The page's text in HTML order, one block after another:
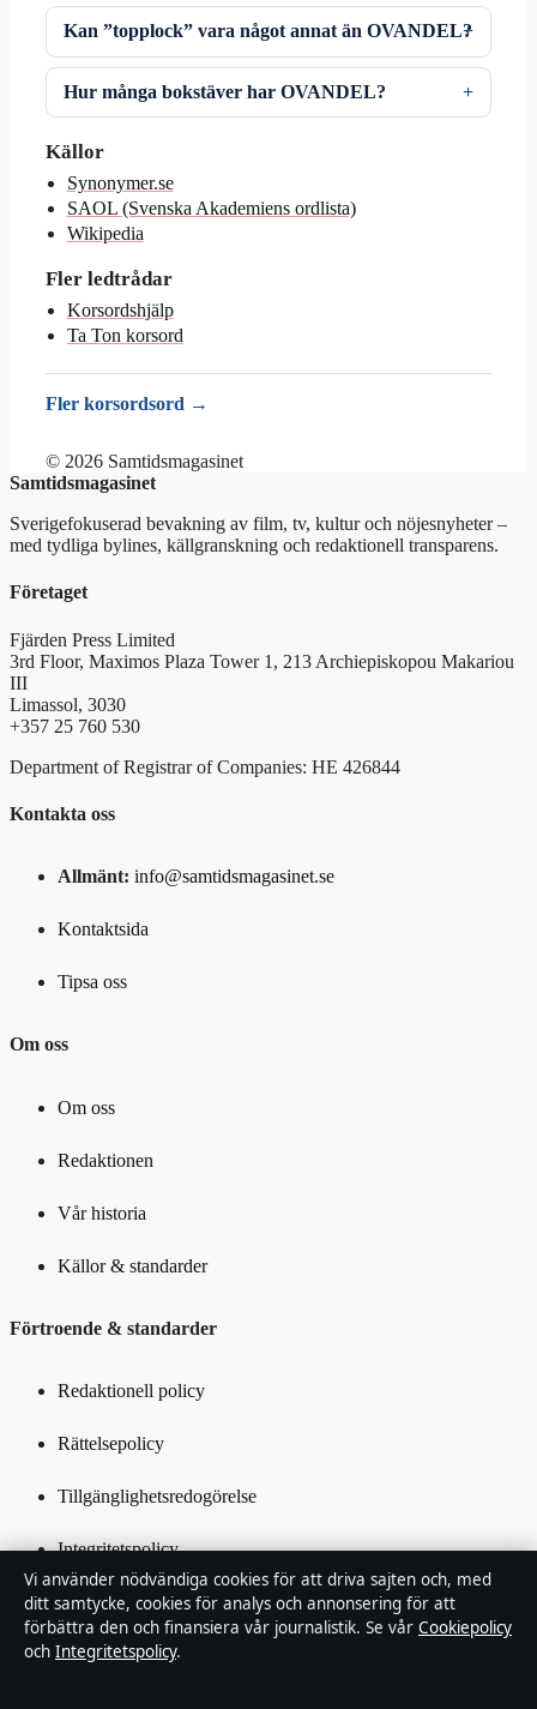
Kan ”topplock” vara något annat än OVANDEL?
Hur många bokstäver har OVANDEL?
Källor
Synonymer.se
SAOL (Svenska Akademiens ordlista)
Wikipedia
Fler ledtrådar
Korsordshjälp
Ta Ton korsord
Fler korsordsord →
© 2026 Samtidsmagasinet
Samtidsmagasinet
Sverigefokuserad bevakning av film, tv, kultur och nöjesnyheter –
med tydliga bylines, källgranskning och redaktionell transparens.
Företaget
Fjärden Press Limited
3rd Floor, Maximos Plaza Tower 1, 213 Archiepiskopou Makariou
III
Limassol, 3030
+357 25 760 530
Department of Registrar of Companies: HE 426844
Kontakta oss
Allmänt: info@samtidsmagasinet.se
Kontaktsida
Tipsa oss
Om oss
Om oss
Redaktionen
Vår historia
Källor & standarder
Förtroende & standarder
Redaktionell policy
Rättelsepolicy
Tillgänglighetsredogörelse
Integritetspolicy
Kändisar & integritet
Om Samtidsmagasinet i korthet
Vi använder nödvändiga cookies för att driva sajten och, med
ditt samtycke, cookies för analys och annonsering för att
förbättra den och finansiera vår journalistik. Se vår Cookiepolicy
och Integritetspolicy.